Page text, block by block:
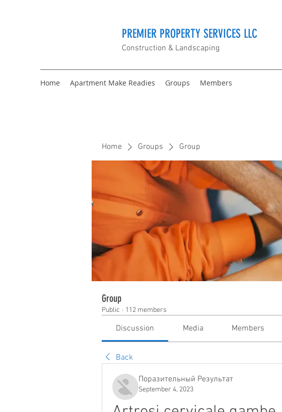
PREMIER PROPERTY SERVICES LLC
Construction & Landscaping
Home Apartment Make Readies Groups Members
Home Groups Group
Group
Public · 112 members
Discussion Media Members
Back
Поразительный Результат
September 4, 2023